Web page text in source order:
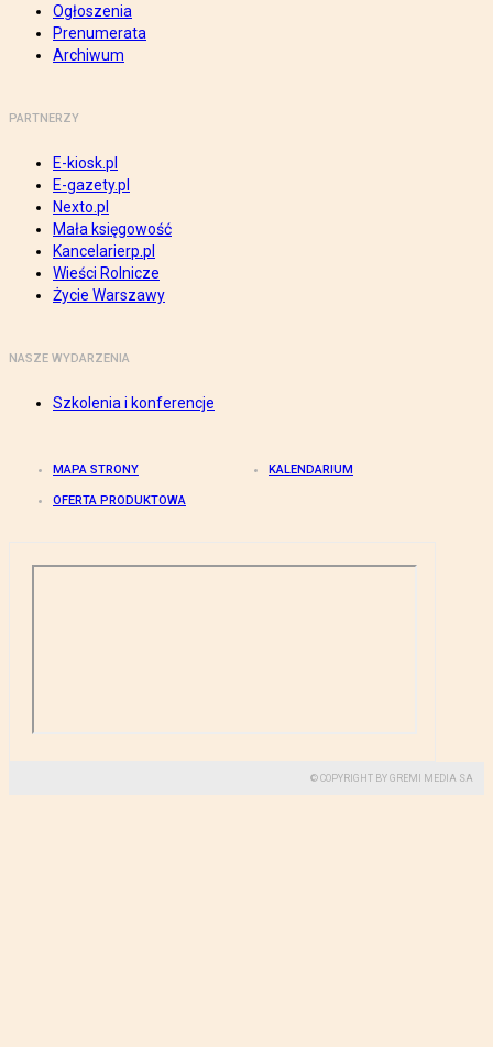
Ogłoszenia
Prenumerata
Archiwum
PARTNERZY
E-kiosk.pl
E-gazety.pl
Nexto.pl
Mała księgowość
Kancelarierp.pl
Wieści Rolnicze
Życie Warszawy
NASZE WYDARZENIA
Szkolenia i konferencje
MAPA STRONY KALENDARIUM
OFERTA PRODUKTOWA
© COPYRIGHT BY GREMI MEDIA SA